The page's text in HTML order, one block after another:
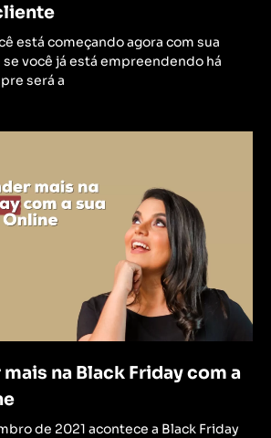
está começando agora com sua
você já está empreendendo há
será a
na Black Friday com a
de 2021 acontece a Black Friday